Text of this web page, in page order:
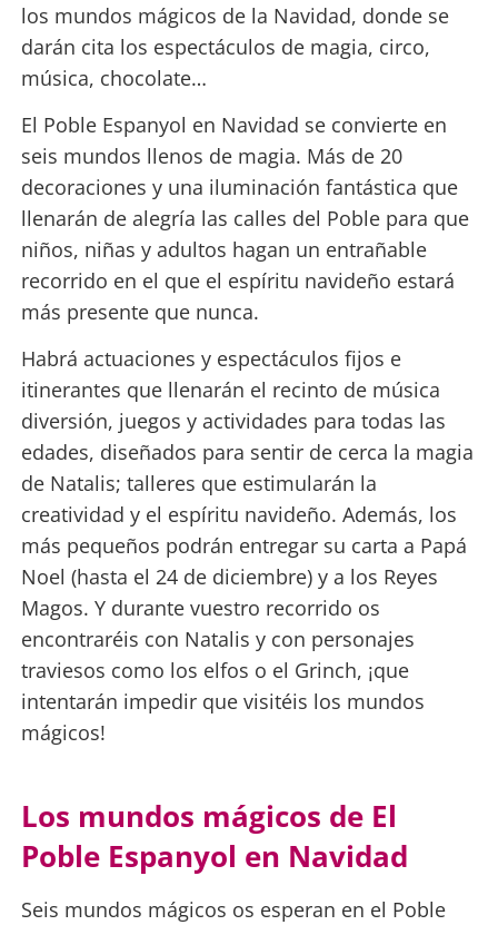
los mundos mágicos de la Navidad, donde se
darán cita los espectáculos de magia, circo,
música, chocolate…
El Poble Espanyol en Navidad se convierte en
seis mundos llenos de magia. Más de 20
decoraciones y una iluminación fantástica que
llenarán de alegría las calles del Poble para que
niños, niñas y adultos hagan un entrañable
recorrido en el que el espíritu navideño estará
más presente que nunca.
Habrá actuaciones y espectáculos fijos e
itinerantes que llenarán el recinto de música
diversión, juegos y actividades para todas las
edades, diseñados para sentir de cerca la magia
de Natalis; talleres que estimularán la
creatividad y el espíritu navideño. Además, los
más pequeños podrán entregar su carta a Papá
Noel (hasta el 24 de diciembre) y a los Reyes
Magos. Y durante vuestro recorrido os
encontraréis con Natalis y con personajes
traviesos como los elfos o el Grinch, ¡que
intentarán impedir que visitéis los mundos
mágicos!
Los mundos mágicos de El
Poble Espanyol en Navidad
Seis mundos mágicos os esperan en el Poble